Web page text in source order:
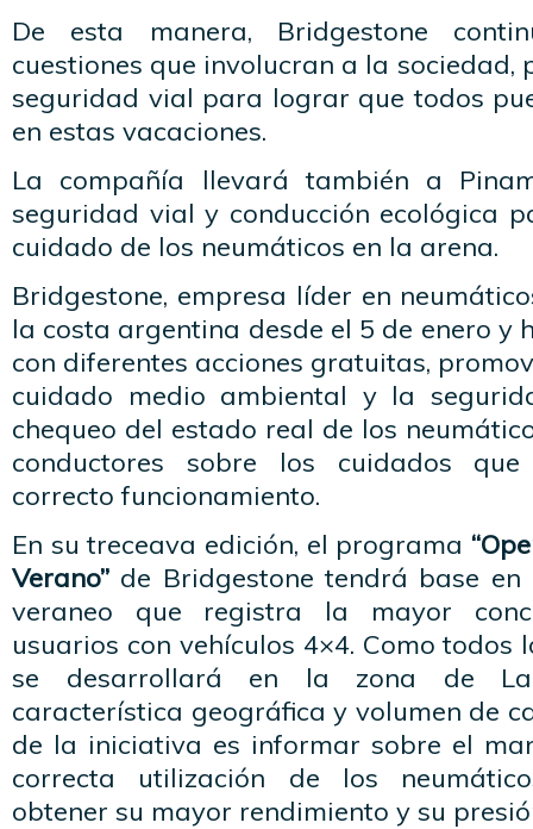
De esta manera, Bridgestone
cuestiones que involucran a la sociedad,
seguridad vial para lograr que todos
en estas vacaciones.
La compañía llevará también a
seguridad vial y conducción ecológica
cuidado de los neumáticos en la arena.
Bridgestone, empresa líder en
la costa argentina desde el 5 de enero y
con diferentes acciones gratuitas,
cuidado medio ambiental y la
chequeo del estado real de los
conductores sobre los cuidados
correcto funcionamiento.
En su treceava edición, el programa
Verano” de Bridgestone tendrá base
veraneo que registra la mayor
usuarios con vehículos 4×4. Como todos
se desarrollará en la zona de
característica geográfica y volumen de
de la iniciativa es informar sobre el
correcta utilización de los
obtener su mayor rendimiento y su